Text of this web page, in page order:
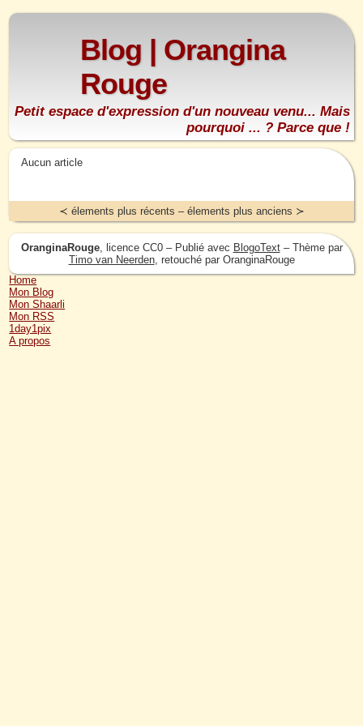
Blog | Orangina
Rouge
Petit espace d'expression d'un nouveau venu... Mais
pourquoi ... ? Parce que !
Aucun article
≺ élements plus récents – élements plus anciens ≻
OranginaRouge, licence CC0 – Publié avec BlogoText– Thème par
Timo van Neerden, retouché par OranginaRouge
Home
Mon Blog
Mon Shaarli
Mon RSS
1day1pix
A propos